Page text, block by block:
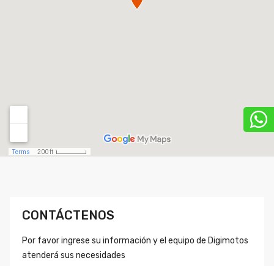
CONTÁCTENOS
Por favor ingrese su información y el equipo de Digimotos
atenderá sus necesidades